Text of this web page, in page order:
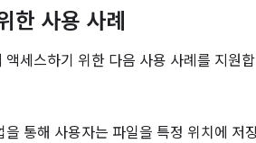
한 사용 사례
세스하기 위한 다음 사용 사례를 지원
을 통해 사용자는 파일을 특정 위치에 저